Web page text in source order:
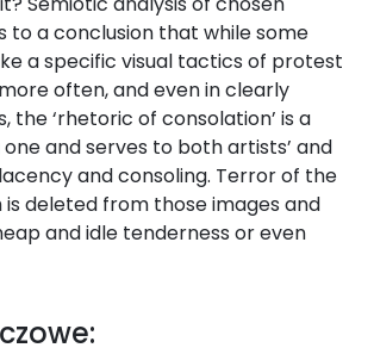
to a conclusion that while some
a specific visual tactics of protest
often, and even in clearly
the ‘rhetoric of consolation’ is a
and serves to both artists’ and
and consoling. Terror of the
is deleted from those images and
and idle tenderness or even